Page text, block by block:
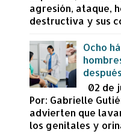
agresión, ataque,
destructiva y sus
Ocho
02 de
Por: Gabrielle
advierten que
los genitales y